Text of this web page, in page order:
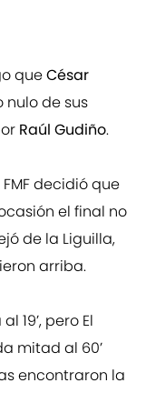
queCésar
de sus
Raúl Gudiño.
decidió que
el final no
de la Liguilla,
arriba.
19’, pero El
mitad al 60’
encontraron la